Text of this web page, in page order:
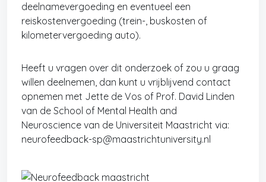
deelnamevergoeding en eventueel een
reiskostenvergoeding (trein-, buskosten of
kilometervergoeding auto).
Heeft u vragen over dit onderzoek of zou u graag
willen deelnemen, dan kunt u vrijblijvend contact
opnemen met Jette de Vos of Prof. David Linden
van de School of Mental Health and
Neuroscience van de Universiteit Maastricht via:
neurofeedback-sp@maastrichtuniversity.nl